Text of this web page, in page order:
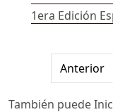
1era Edición
Anterior
También puede